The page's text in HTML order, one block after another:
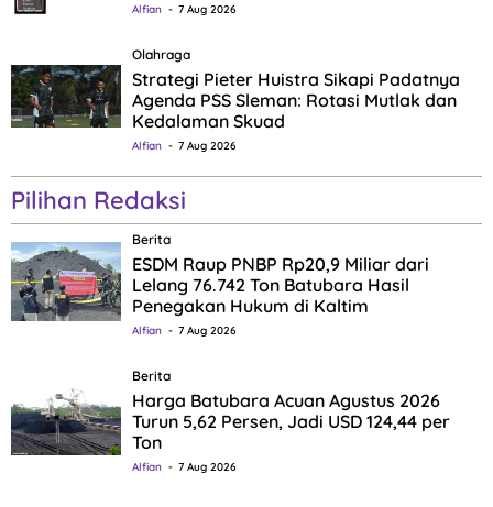
Alfian 7 Aug 2026
Olahraga
Strategi Pieter Huistra Sikapi Padatnya
Agenda PSS Sleman: Rotasi Mutlak dan
Kedalaman Skuad
Alfian 7 Aug 2026
Pilihan Redaksi
Berita
ESDM Raup PNBP Rp20,9 Miliar dari
Lelang 76.742 Ton Batubara Hasil
Penegakan Hukum di Kaltim
Alfian 7 Aug 2026
Berita
Harga Batubara Acuan Agustus 2026
Turun 5,62 Persen, Jadi USD 124,44 per
Ton
Alfian 7 Aug 2026